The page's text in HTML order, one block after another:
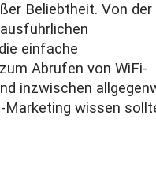
Beliebtheit. Von der
einfache
Abrufen von WiFi-
inzwischen
Marketing wissen